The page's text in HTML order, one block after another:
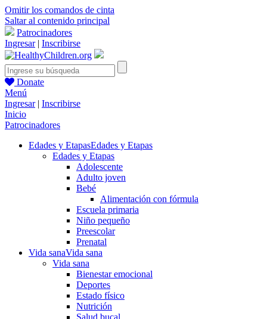
Omitir los comandos de cinta
Saltar al contenido principal
Patrocinadores
Ingresar| Inscribirse
Donate
Menú
Ingresar| Inscribirse
Inicio
Patrocinadores
Edades y EtapasEdades y Etapas
Edades y Etapas
Adolescente
Adulto joven
Bebé
Alimentación con fórmula
Escuela primaria
Niño pequeño
Preescolar
Prenatal
Vida sanaVida sana
Vida sana
Bienestar emocional
Deportes
Estado físico
Nutrición
Salud bucal